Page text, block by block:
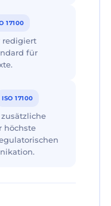
17100
redigiert
für
ISO 17100
höchste